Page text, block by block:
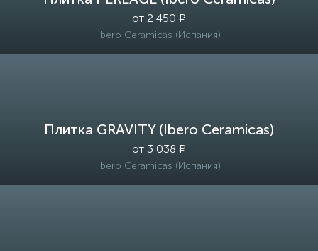
от 2 450 ₽
Ibero Ceramicas (Испания)
Плитка GRAVITY (Ibero Ceramicas)
от 3 038 ₽
Ibero Ceramicas (Испания)